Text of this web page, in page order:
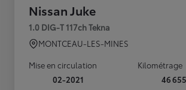
Nissan Juke
1.0 DIG-T 117ch Tekna
MONTCEAU-LES-MINES
Mise en circulation
02-2021
Kilométrage
46